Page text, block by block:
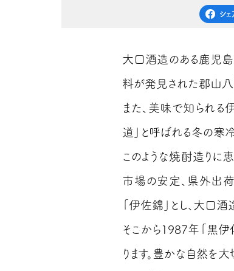
シェ
大口酒造のある鹿児
料が発見された郡山八
また、美味で知られる
道」と呼ばれる冬の寒
このような焼酎造りに
市場の安定、県外出
「伊佐錦」とし、大口酒
そこから1987年「黒
ります。豊かな自然を